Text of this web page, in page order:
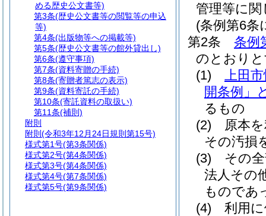
管理等に
(条例第6条
第2条
条例
のとおり
(1)
上田
開条例」
るもの
(2)
原本
その汚損
(3)
その
法人その
ものであ
(4)
利用
める歴史公文書等)
第3条(歴史公文書等の閲覧等の申込
等)
第4条(出版物等への掲載等)
第5条(歴史公文書等の館外貸出し)
第6条(遵守事項)
第7条(資料寄贈の手続)
第8条(寄贈者篤志の表示)
第9条(資料寄託の手続)
第10条(寄託資料の取扱い)
第11条(補則)
附則
附則 (令和3年12月24日規則第15号)
様式第1号(第3条関係)
様式第2号(第4条関係)
様式第3号(第4条関係)
様式第4号(第7条関係)
様式第5号(第9条関係)